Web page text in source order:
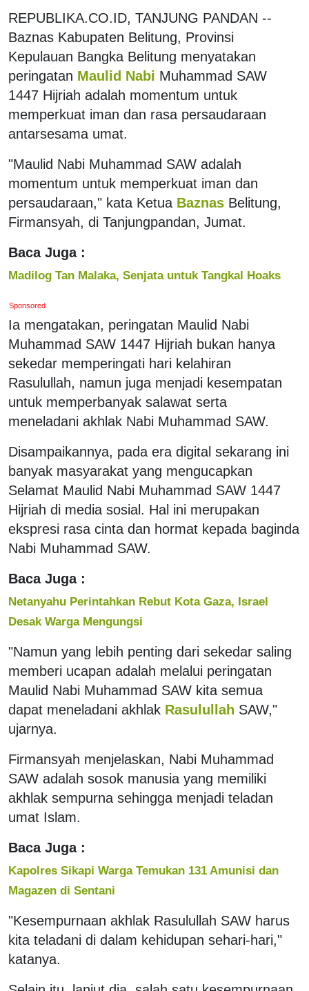
REPUBLIKA.CO.ID, TANJUNG PANDAN --
‎Baznas Kabupaten Belitung, Provinsi
Kepulauan Bangka Belitung menyatakan
peringatan Maulid Nabi Muhammad SAW
1447 Hijriah adalah momentum untuk
memperkuat iman dan rasa persaudaraan
antarsesama umat.
"Maulid Nabi Muhammad SAW adalah
momentum untuk memperkuat iman dan
persaudaraan," kata Ketua Baznas Belitung,
Firmansyah, di Tanjungpandan, Jumat.
Baca Juga :
Madilog Tan Malaka, Senjata untuk Tangkal Hoaks
Sponsored
‎Ia mengatakan, peringatan Maulid Nabi
Muhammad SAW 1447 Hijriah bukan hanya
sekedar memperingati hari kelahiran
Rasulullah, namun juga menjadi kesempatan
untuk memperbanyak salawat serta
meneladani akhlak Nabi Muhammad SAW.
‎Disampaikannya, pada era digital sekarang ini
banyak masyarakat yang mengucapkan
Selamat Maulid Nabi Muhammad SAW 1447
Hijriah di media sosial. ‎Hal ini merupakan
ekspresi rasa cinta dan hormat kepada baginda
Nabi Muhammad SAW.
Baca Juga :
Netanyahu Perintahkan Rebut Kota Gaza, Israel
Desak Warga Mengungsi
‎"Namun yang lebih penting dari sekedar saling
memberi ucapan adalah melalui peringatan
Maulid Nabi Muhammad SAW kita semua
dapat meneladani akhlak Rasulullah SAW,"
ujarnya.
‎Firmansyah menjelaskan, Nabi Muhammad
SAW adalah sosok manusia yang memiliki
akhlak sempurna sehingga menjadi teladan
umat Islam.
Baca Juga :
Kapolres Sikapi Warga Temukan 131 Amunisi dan
Magazen di Sentani
‎"Kesempurnaan akhlak Rasulullah SAW harus
kita teladani di dalam kehidupan sehari-hari,"
katanya.